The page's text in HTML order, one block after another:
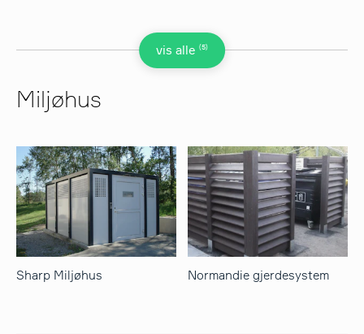
vis alle (5)
Miljøhus
Sharp Miljøhus Normandie gjerdesystem